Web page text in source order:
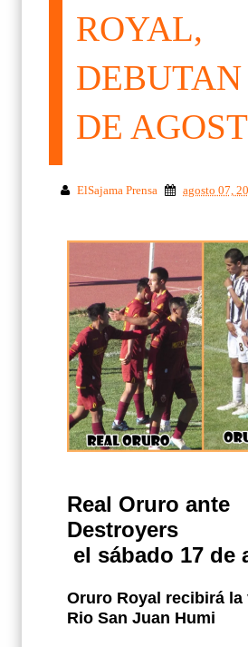
ROYAL,
DE
ElSajama Prensa agosto 07,
Real Oruro ante
Destroyers
el sábado 17 de
Oruro Royal recibirá la
Rio San Juan Humi